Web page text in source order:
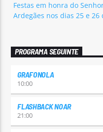
Festas em honra do
Ardegães nos dias 25 e 26
PROGRAMA SEGUINTE
GRAFONOLA
10:00
FLASHBACK NOAR
21:00